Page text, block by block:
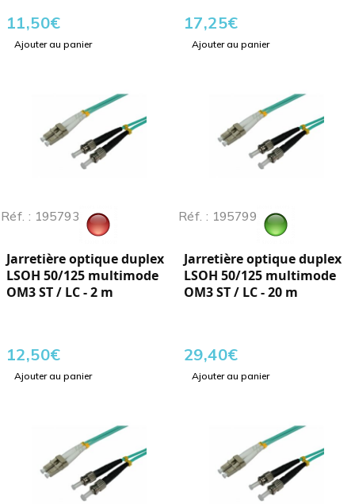
11,50€
Ajouter au panier
17,25€
Ajouter au panier
Réf. : 195793
Jarretière optique duplex
LSOH 50/125 multimode
OM3 ST / LC - 2 m
12,50€
Ajouter au panier
Réf. : 195799
Jarretière optique duplex
LSOH 50/125 multimode
OM3 ST / LC - 20 m
29,40€
Ajouter au panier